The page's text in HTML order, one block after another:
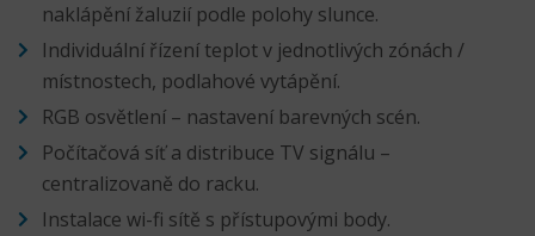
naklápění žaluzií podle polohy slunce.
Individuální řízení teplot v jednotlivých zónách /
místnostech, podlahové vytápění.
RGB osvětlení – nastavení barevných scén.
Počítačová síť a distribuce TV signálu –
centralizovaně do racku.
Instalace wi-fi sítě s přístupovými body.